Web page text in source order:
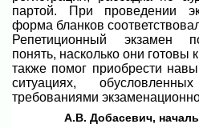
партой. При проведении
форма бланков
Репетиционный экзамен
понять, насколько они готовы
также помог приобрести
ситуациях,
требованиями
А.В. Добасевич,